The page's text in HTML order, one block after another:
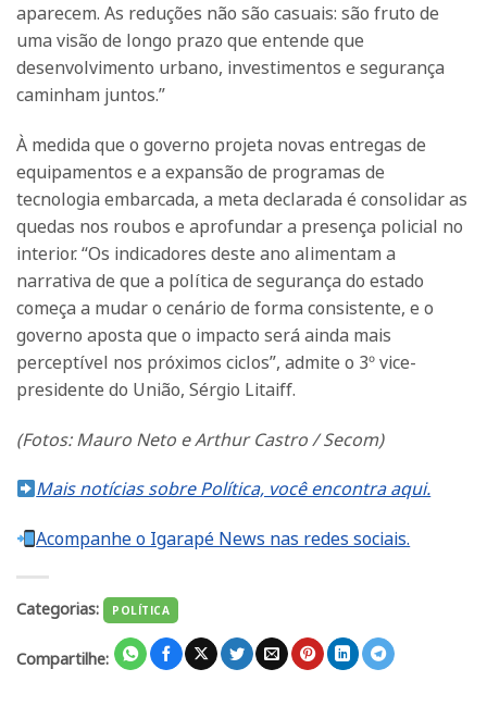
aparecem. As reduções não são casuais: são fruto de
uma visão de longo prazo que entende que
desenvolvimento urbano, investimentos e segurança
caminham juntos.”
À medida que o governo projeta novas entregas de
equipamentos e a expansão de programas de
tecnologia embarcada, a meta declarada é consolidar as
quedas nos roubos e aprofundar a presença policial no
interior. “Os indicadores deste ano alimentam a
narrativa de que a política de segurança do estado
começa a mudar o cenário de forma consistente, e o
governo aposta que o impacto será ainda mais
perceptível nos próximos ciclos”, admite o 3º vice-
presidente do União, Sérgio Litaiff.
(Fotos: Mauro Neto e Arthur Castro / Secom)
Mais notícias sobre Política, você encontra aqui.
Acompanhe o Igarapé News nas redes sociais.
Categorias: POLÍTICA
Compartilhe: